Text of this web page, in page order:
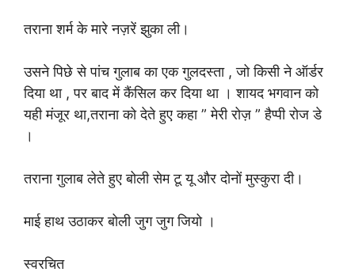
तराना शर्म के मारे नज़रें झुका ली।
उसने पिछे से पांच गुलाब का एक गुलदस्ता , जो किसी ने ऑर्डर
दिया था , पर बाद में कैंसिल कर दिया था । शायद भगवान को
यही मंजूर था,तराना को देते हुए कहा ” मेरी रोज़ ” हैप्पी रोज डे
।
तराना गुलाब लेते हुए बोली सेम टू यू और दोनों मुस्कुरा दी।
माई हाथ उठाकर बोली जुग जुग जियो ।
स्वरचित